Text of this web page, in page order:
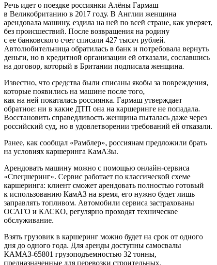
Речь идет о поездке россиянки Алёны Гармаш
в Великобританию в 2017 году. В Англии женщина
арендовала машину, ездила на ней по всей стране, как уверяет,
без происшествий. После возвращения на родину
с ее банковского счет списали 427 тысяч рублей.
Автолюбительница обратилась в банк и потребовала вернуть
деньги, но в кредитной организации ей отказали, сославшись
на договор, который в Британии подписала женщина.
Известно, что средства были списаны якобы за повреждения,
которые появились на машине после того,
как на ней покаталась россиянка. Гармаш утверждает
обратное: ни в какие ДТП она на каршеринге не попадала.
Восстановить справедливость женщина пыталась даже через
российский суд, но в удовлетворении требований ей отказали.
Ранее, как сообщал «Рамблер», россиянам предложили брать
на условиях каршеринга КамАЗы.
Арендовать машину можно с помощью онлайн-сервиса
«Спецшеринг». Сервис работает по классической схеме
каршеринга: клиент сможет арендовать полностью готовый
к использованию КамАЗ на время, его нужно будет лишь
заправлять топливом. Автомобили сервиса застрахованы
ОСАГО и КАСКО, регулярно проходят техническое
обслуживание.
Взять грузовик в каршеринг можно будет на срок от одного
дня до одного года. Для аренды доступны самосвалы
КАМАЗ-65801 грузоподъемностью 32 тонны,
предназначенные для перевозки строительных,